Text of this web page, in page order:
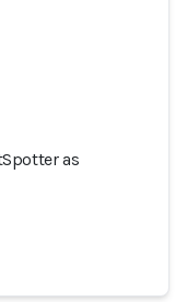
as